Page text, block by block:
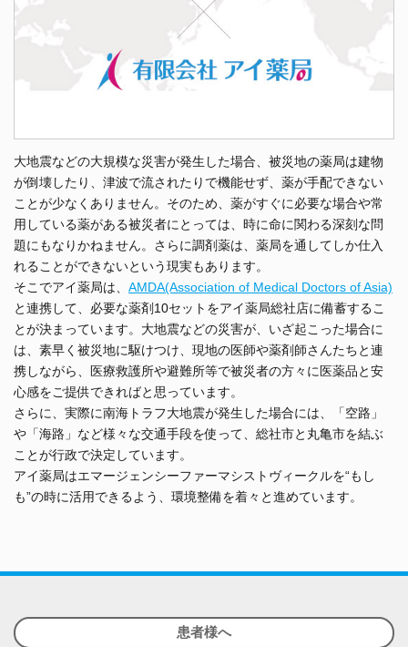
大地震などの大規模な災害が発生した場合、被災地の薬局は建物
が倒壊したり、津波で流されたりで機能せず、薬が手配できない
ことが少なくありません。そのため、薬がすぐに必要な場合や常
用している薬がある被災者にとっては、時に命に関わる深刻な問
題にもなりかねません。さらに調剤薬は、薬局を通してしか仕入
れることができないという現実もあります。
そこでアイ薬局は、 AMDA(Association of Medical Doctors of Asia)
と連携して、必要な薬剤10セットをアイ薬局総社店に備蓄するこ
とが決まっています。大地震などの災害が、いざ起こった場合に
は、素早く被災地に駆けつけ、現地の医師や薬剤師さんたちと連
携しながら、医療救護所や避難所等で被災者の方々に医薬品と安
心感をご提供できればと思っています。
さらに、実際に南海トラフ大地震が発生した場合には、「空路」
や「海路」など様々な交通手段を使って、総社市と丸亀市を結ぶ
ことが行政で決定しています。
アイ薬局はエマージェンシーファーマシストヴィークルを“もし
も”の時に活用できるよう、環境整備を着々と進めています。
患者様へ